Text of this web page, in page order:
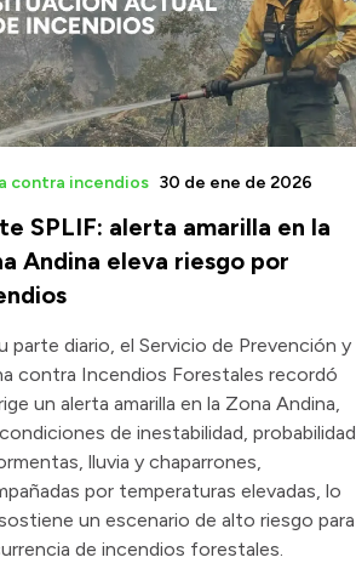
SPLIF: alerta amarilla en la
Andina eleva riesgo por
contra incendios 30 de ene de 2026
parte diario, el Servicio de Prevención y
contra Incendios Forestales recordó
un alerta amarilla en la Zona Andina,
de inestabilidad, probabilidad
lluvia y chaparrones,
por temperaturas elevadas, lo
un escenario de alto riesgo para
de incendios forestales.